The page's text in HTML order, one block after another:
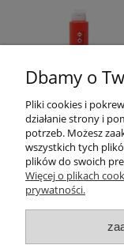
Dbamy o
Pliki cookies i
działanie strony i
potrzeb. Możesz
wszystkich tych
plików do swoich
Więcej o plikach
prywatności.